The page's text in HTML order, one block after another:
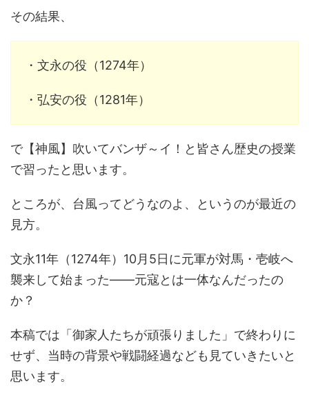
その結果、
・文永の役（1274年）
・弘安の役（1281年）
で【神風】吹いてバンザ～イ！と皆さん歴史の授業
で習ったと思います。
ところが、台風ってどうなのよ、というのが最近の
見方。
文永11年（1274年）10月5日に元軍が対馬・壱岐へ
襲来して始まった――元寇とは一体なんだったの
か？
本稿では「御家人たちが頑張りました」で終わりに
せず、当時の背景や戦闘経過なども見ていきたいと
思います。